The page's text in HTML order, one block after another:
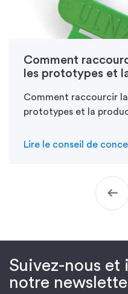
Comment
les prototypes et
Comment raccourcir
prototypes et la
Lire le conseil de
arrow_left_alt
Suivez-nous et
notre